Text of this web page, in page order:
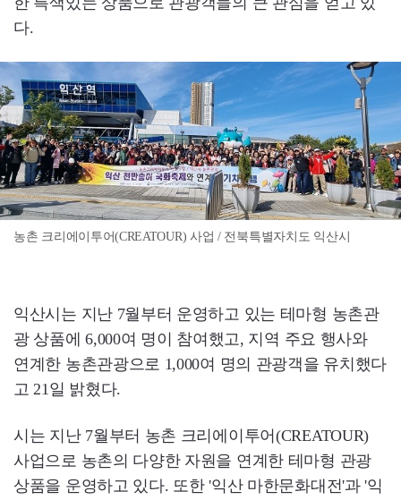
다.
농촌 크리에이투어(CREATOUR) 사업 / 전북특별자치도 익산시
익산시는 지난 7월부터 운영하고 있는 테마형 농촌관
광 상품에 6,000여 명이 참여했고, 지역 주요 행사와
연계한 농촌관광으로 1,000여 명의 관광객을 유치했다
고 21일 밝혔다.
시는 지난 7월부터 농촌 크리에이투어(CREATOUR)
사업으로 농촌의 다양한 자원을 연계한 테마형 관광
상품을 운영하고 있다. 또한 '익산 마한문화대전'과 '익